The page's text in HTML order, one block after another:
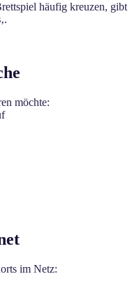
häufig kreuzen, gibt
‚.
möchte:
im Netz: